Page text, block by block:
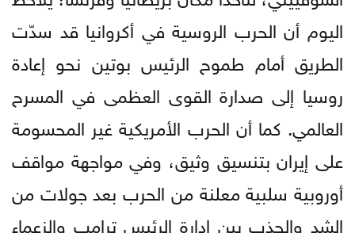
اليوم أن الحرب الروسية في أكروانيا قد سدّت
الطريق أمام طموح الرئيس بوتين نحو إعادة
روسيا إلى صدارة القوى العظمى في المسرح
العالمي. كما أن الحرب الأمريكية غير المحسومة
على إيران بتنسيق وثيق، وفي مواجهة مواقف
أوروبية سلبية معلنة من الحرب بعد جولات من
الشد والجذب بين إدارة الرئيس ترامب والزعماء